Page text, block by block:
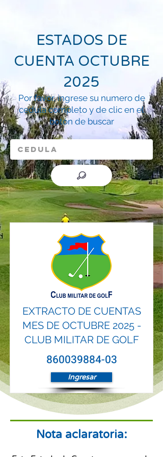
ESTADOS DE
CUENTA OCTUBRE
2025
Por favor, ingrese su numero de
cedula completo y de clic en el
botón de buscar
EXTRACTO DE CUENTAS
MES DE OCTUBRE 2025 -
CLUB MILITAR DE GOLF
860039884-03
Ingresar
Nota aclaratoria: